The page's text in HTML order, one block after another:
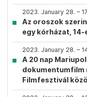
2023. January 28. –
Az oroszok
egy kórházat,
2023. January 28. –
A 20 nap
dokumentumfilm
Filmfesztivál